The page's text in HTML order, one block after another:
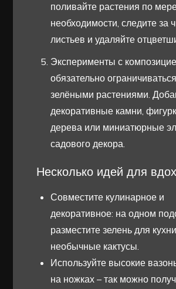
поливайте растения по
необходимости, следите за
листьев и удаляйте
Эксперименты с
обязательно
зелёными растениями.
декоративные камни,
дерева или миниатюрные
садового декора.
Несколько идей для
Совместите кулинарное и
декоративное: на одном
разместите зелень для
необычные кактусы.
Используйте высокие
на ножках – так можно